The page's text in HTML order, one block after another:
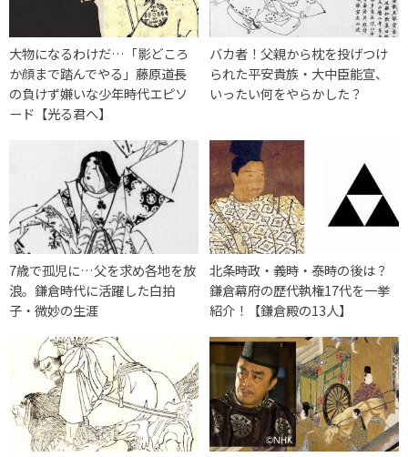
大物になるわけだ…「影どころ
か顔まで踏んでやる」藤原道長
の負けず嫌いな少年時代エピソ
ード【光る君へ】
バカ者！父親から枕を投げつけ
られた平安貴族・大中臣能宣、
いったい何をやらかした？
7歳で孤児に…父を求め各地を放
浪。鎌倉時代に活躍した白拍
子・微妙の生涯
北条時政・義時・泰時の後は？
鎌倉幕府の歴代執権17代を一挙
紹介！【鎌倉殿の13人】